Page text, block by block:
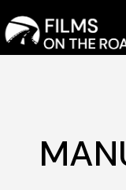
to
the
content